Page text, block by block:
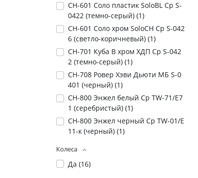
СН-601 Соло пластик SoloBL Ср S-
0422 (темно-серый) (1)
СН-601 Соло хром SoloCH Ср S-042
6 (светло-коричневый) (1)
СН-701 Куба В хром ХДП Ср S-042
2 (темно-серый) (1)
СН-708 Ровер Хэви Дьюти МБ S-0
401 (черный) (1)
СН-800 Энжел белый Ср TW-71/Е7
1 (серебристый) (1)
СН-800 Энжел черный Ср TW-01/Е
11-к (черный) (1)
Колеса
Да (16)